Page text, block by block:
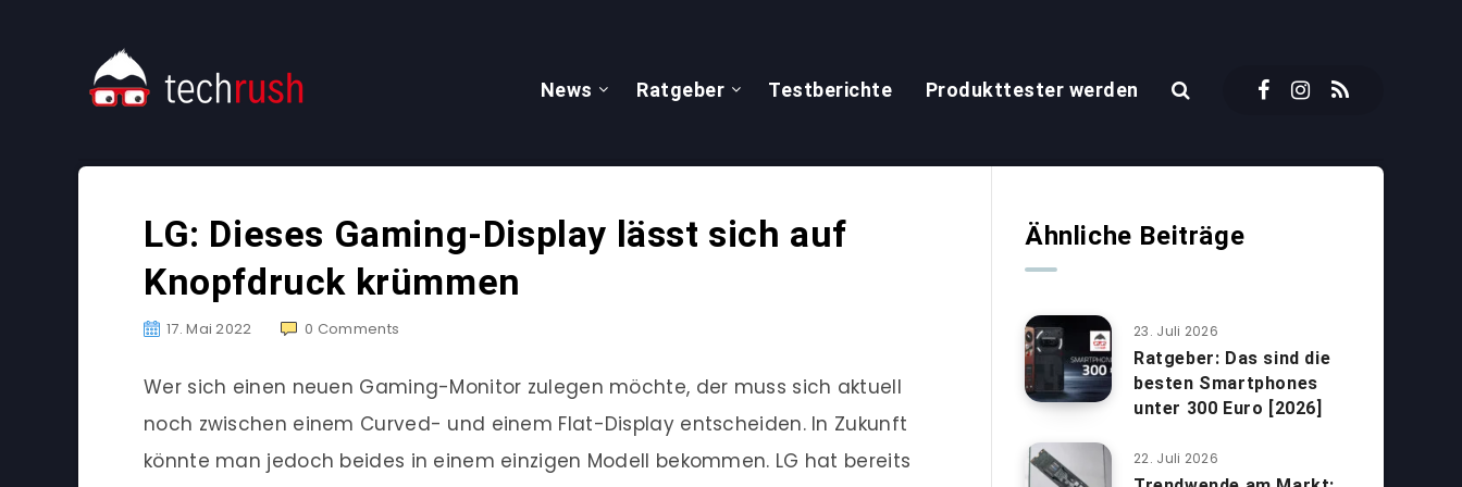
News Ratgeber Testberichte Produkttester werden
LG: Dieses Gaming-Display lässt sich auf
Knopfdruck krümmen
17. Mai 2022 0 Comments
Wer sich einen neuen Gaming-Monitor zulegen möchte, der muss sich aktuell
noch zwischen einem Curved- und einem Flat-Display entscheiden. In Zukunft
könnte man jedoch beides in einem einzigen Modell bekommen. LG hat bereits
Ähnliche Beiträge
23. Juli 2026
Ratgeber: Das sind die
besten Smartphones
unter 300 Euro [2026]
22. Juli 2026